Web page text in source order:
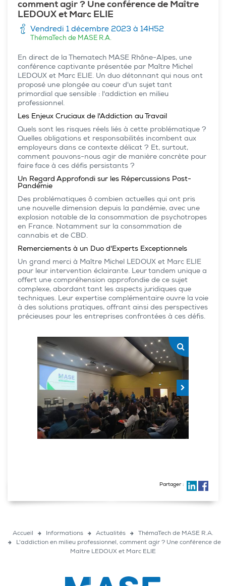
comment agir ? Une conférence de Maître
LEDOUX et Marc ELIE
Vendredi 1 décembre 2023 à 14H52
ThémaTech de MASE R.A.
En direct de la Thematech MASE Rhône-Alpes, une
conférence captivante présentée par Maître Michel
LEDOUX et Marc ELIE. Un duo détonnant qui nous ont
proposé une plongée au coeur d'un sujet tant
primordial que sensible : l'addiction en milieu
professionnel.
Les Enjeux Cruciaux de l'Addiction au Travail
Quels sont les risques réels liés à cette problématique ?
Quelles obligations et responsabilités incombent aux
employeurs dans ce contexte délicat ? Et, surtout,
comment pouvons-nous agir de manière concrète pour
faire face à ces défis persistants ?
Un Regard Approfondi sur les Répercussions Post-
Pandémie
Des problématiques ô combien actuelles qui ont pris
une nouvelle dimension depuis la pandémie, avec une
explosion notable de la consommation de psychotropes
en France. Notamment sur la consommation de
cannabis et de CBD.
Remerciements à un Duo d'Experts Exceptionnels
Un grand merci à Maître Michel LEDOUX et Marc ELIE
pour leur intervention éclairante. Leur tandem unique a
offert une compréhension approfondie de ce sujet
complexe, abordant tant les aspects juridiques que
techniques. Leur expertise complémentaire ouvre la voie
à des solutions pratiques, offrant ainsi des perspectives
précieuses pour les entreprises confrontées à ces défis.
Partager :
Accueil Informations Actualités
ThémaTech de MASE R.A.
L'addiction en milieu professionnel, comment agir ? Une conférence de
Maître LEDOUX et Marc ELIE